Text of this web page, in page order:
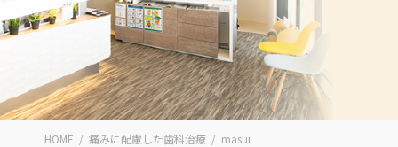
HOME 痛みに配慮した歯科治療 masui